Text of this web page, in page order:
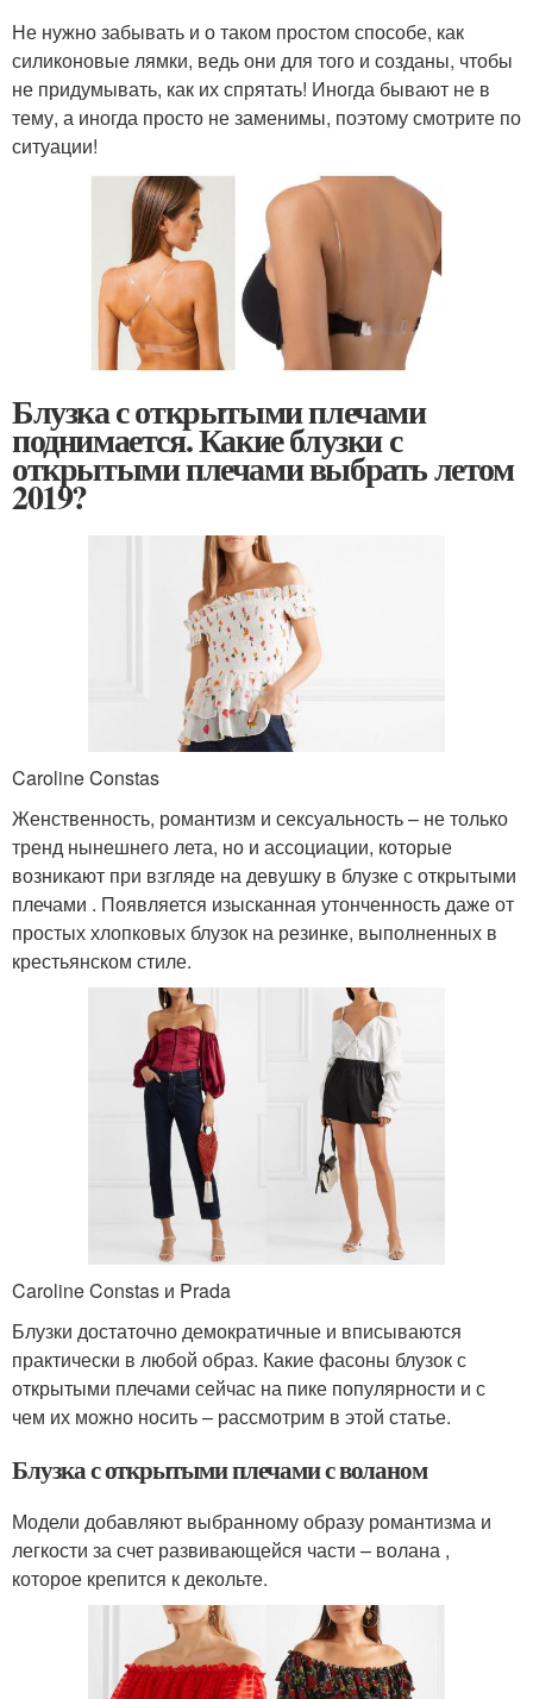
Не нужно забывать и о таком простом способе, как
силиконовые лямки, ведь они для того и созданы, чтобы
не придумывать, как их спрятать! Иногда бывают не в
тему, а иногда просто не заменимы, поэтому смотрите по
ситуации!
Блузка с открытыми плечами
поднимается. Какие блузки с
открытыми плечами выбрать летом
2019?
Caroline Constas
Женственность, романтизм и сексуальность – не только
тренд нынешнего лета, но и ассоциации, которые
возникают при взгляде на девушку в блузке с открытыми
плечами . Появляется изысканная утонченность даже от
простых хлопковых блузок на резинке, выполненных в
крестьянском стиле.
Caroline Constas и Prada
Блузки достаточно демократичные и вписываются
практически в любой образ. Какие фасоны блузок с
открытыми плечами сейчас на пике популярности и с
чем их можно носить – рассмотрим в этой статье.
Блузка с открытыми плечами с воланом
Модели добавляют выбранному образу романтизма и
легкости за счет развивающейся части – волана ,
которое крепится к декольте.